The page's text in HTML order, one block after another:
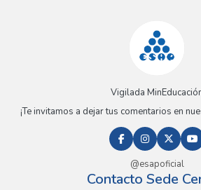
Vigilada
¡Te invitamos a dejar tus comentarios en
@esapoficial
Contacto Sede